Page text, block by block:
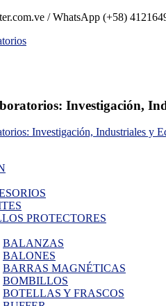
/ WhatsApp (+58)
Investigación,
PROTECTORES
BALANZAS
BALONES
BARRAS MAGNÉTICAS
BOMBILLOS
BOTELLAS Y FRASCOS